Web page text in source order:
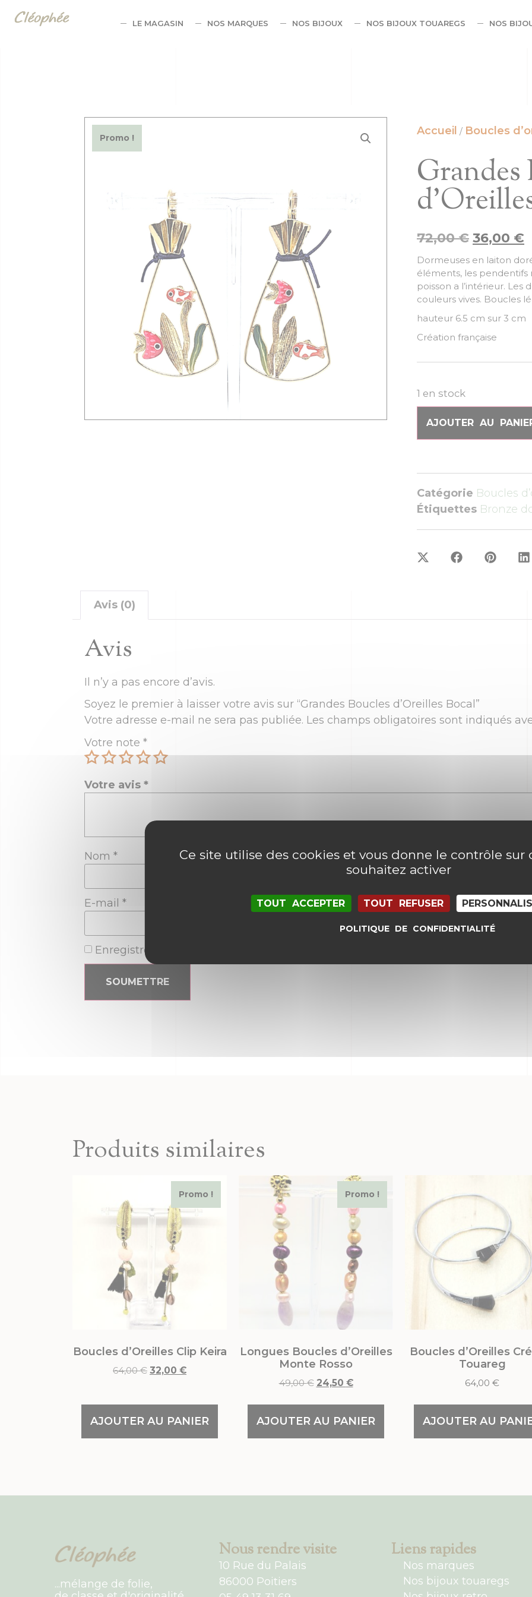
LE MAGASIN NOS MARQUES NOS BIJOUX NOS BIJOUX TOUAREGS NOS
Promo !
Accueil / Boucles
Grandes
72,00€ 36,00 €
Dormeuses en laiton
éléments, les pendentifs
poisson a l’intérieur. Les
couleurs vives. Boucles
hauteur 6.5 cm sur 3 cm
Création française
1 en stock
AJOUTER AU
Catégorie Boucles
Étiquettes Bronze
Avis (0)
Avis
Il n’y a pas encore d’avis.
Soyez le premier à laisser votre avis sur “Grandes Boucles d’Oreilles Bocal”
Votre adresse e-mail ne sera pas publiée. Les champs obligatoires sont indiqués
Votre note *
Votre avis *
Nom *
E-mail *
Enregistrer mon nom, mon e-mail et mon site dans le navigateur pour mon
Produits similaires
Promo !
Boucles d’Oreilles Clip Keira
64,00€ 32,00 €
AJOUTER AU PANIER
Promo !
Longues Boucles d’Oreilles
Monte Rosso
49,00€ 24,50 €
AJOUTER AU PANIER
Boucles d’Oreilles
Touareg
64,00 €
AJOUTER AU
...mélange de folie,
Nous rendre visite
10 Rue du Palais
86000 Poitiers
Liens rapides
Nos marques
Nos bijoux touaregs
Ce site utilise des cookies et vous donne le contrôle sur
souhaitez activer
TOUT ACCEPTER TOUT REFUSER
POLITIQUE DE CONFIDENTIALITÉ